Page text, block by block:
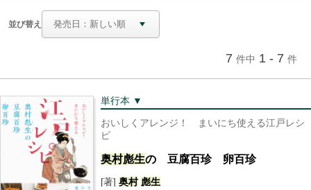
並び替え
7 件中 1 - 7 件
単行本 ▼
おいしくアレンジ！ まいにち使える江戸レシ
ピ
奥村彪生の 豆腐百珍 卵百珍
[著] 奥村 彪生